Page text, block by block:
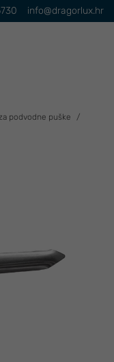
info@dragorlux.hr
podvodne puške